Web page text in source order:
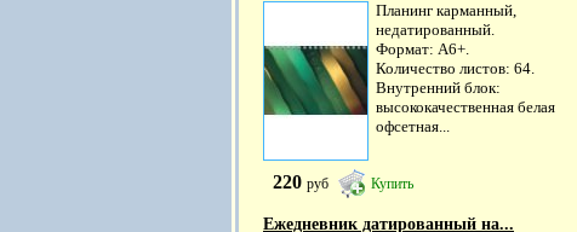
Планинг карманный,
недатированный.
Формат: А6+.
Количество листов: 64.
Внутренний блок:
высококачественная белая
офсетная...
220 руб Купить
Ежедневник датированный на...